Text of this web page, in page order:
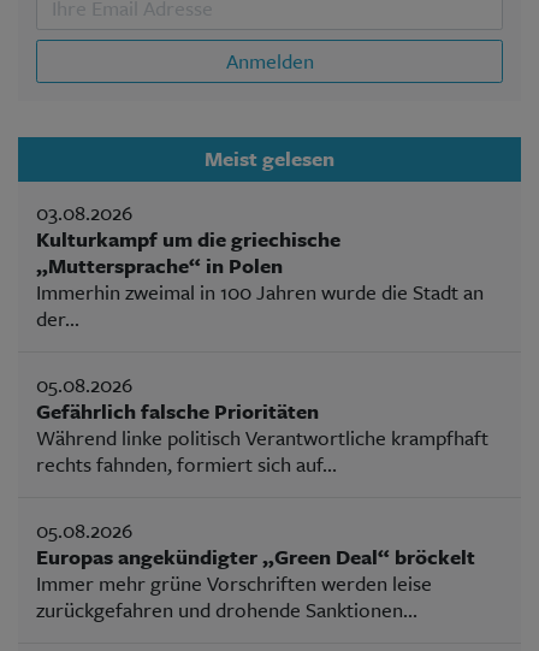
Anmelden
Meist gelesen
03.08.2026
Kulturkampf um die griechische
„Muttersprache“ in Polen
Immerhin zweimal in 100 Jahren wurde die Stadt an
der...
05.08.2026
Gefährlich falsche Prioritäten
Während linke politisch Verantwortliche krampfhaft
rechts fahnden, formiert sich auf...
05.08.2026
Europas angekündigter „Green Deal“ bröckelt
Immer mehr grüne Vorschriften werden leise
zurückgefahren und drohende Sanktionen...